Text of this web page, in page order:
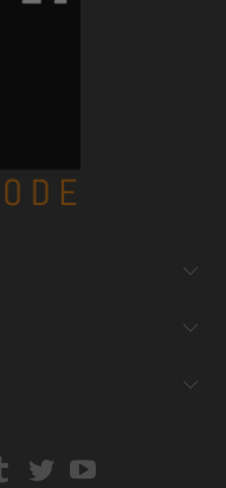
Strapcode
Strapcode